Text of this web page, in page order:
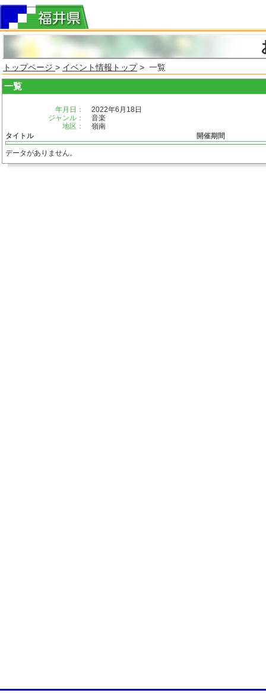
トップページ > イベント情報トップ> 一覧
一覧
年月日：
2022年6月18日
ジャンル：
音楽
地区：
嶺南
タイトル
開催期間
データがありません。